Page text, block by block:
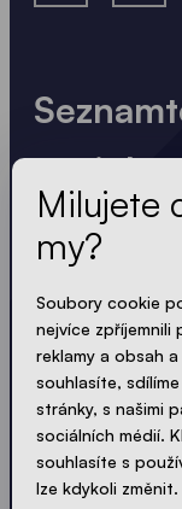
Vždy aktuální.
informace
PŘIJMOUT
Milujete
my?
Soubory cookie
nejvíce zpříjemnili
reklamy a obsah
souhlasíte,
stránky, s našimi
sociálních médií.
souhlasíte s
lze kdykoli změnit.